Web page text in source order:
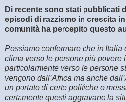
Di recente sono stati pubblicati
episodi di razzismo in crescita
comunità ha percepito questo
Possiamo confermare che in Italia
clima verso le persone più povere
particolarmente verso le persone
vengono dall’Africa ma anche
un portato di certe politiche o
certamente questi aggravano la